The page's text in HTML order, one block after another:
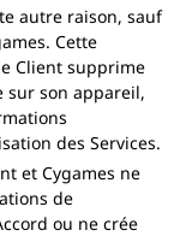
autre raison, sauf
Cette
Client supprime
sur son appareil,
des Services.
et Cygames ne
de
ou ne crée